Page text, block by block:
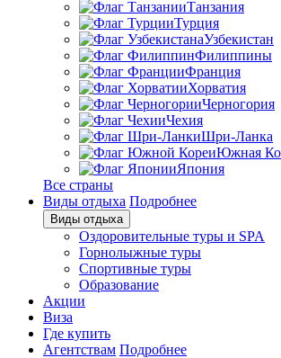
Танзания
Турция
Узбекистан
Филиппины
Франция
Хорватия
Черногория
Чехия
Шри-Ланка
Южная
Япония
Все страны
Виды отдыха Подробнее
Виды отдыха
Оздоровительные туры и SPA
Горнолыжные туры
Спортивные туры
Образование
Акции
Виза
Где купить
Агентствам Подробнее